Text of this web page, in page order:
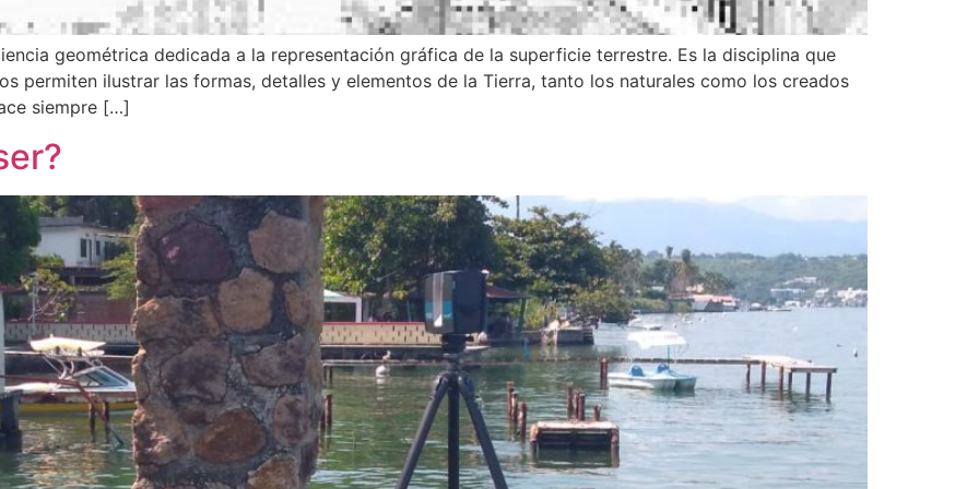
geométrica dedicada a la representación gráfica de la superficie terrestre. Es la disciplina que
permiten ilustrar las formas, detalles y elementos de la Tierra, tanto los naturales como los creados
siempre […]